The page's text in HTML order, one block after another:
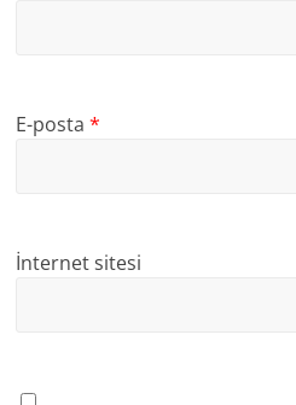
E-posta*
İnternet sitesi